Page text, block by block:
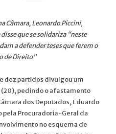
Câmara, Leonardo Piccini,
que se solidariza “neste
a defender teses que ferem o
de Direito”
dez partidos divulgou um
pedindo o afastamento
dos Deputados, Eduardo
pela Procuradoria-Geral da
no esquema de